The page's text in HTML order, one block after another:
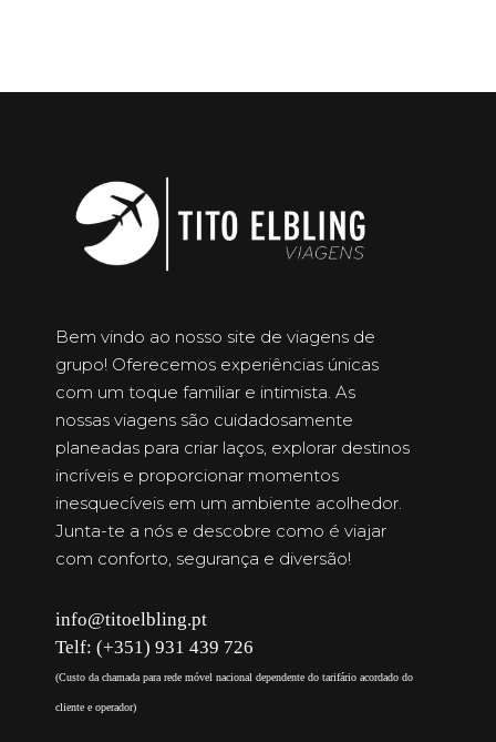
Bem vindo ao nosso site de viagens de
grupo! Oferecemos experiências únicas
com um toque familiar e intimista. As
nossas viagens são cuidadosamente
planeadas para criar laços, explorar destinos
incríveis e proporcionar momentos
inesquecíveis em um ambiente acolhedor.
Junta-te a nós e descobre como é viajar
com conforto, segurança e diversão!
info@titoelbling.pt
Telf: (+351) 931 439 726
(Custo da chamada para rede móvel nacional dependente do tarifário acordado do
cliente e operador)